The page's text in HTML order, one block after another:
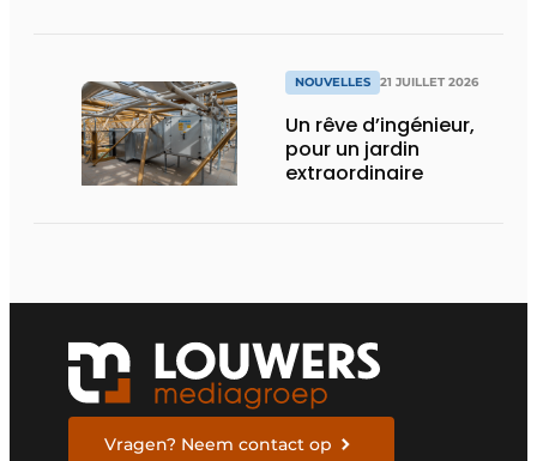
» NOUVELLES 21 JUILLET 2026
Un rêve d’ingénieur,
pour un jardin
extraordinaire
Vragen? Neem contact op